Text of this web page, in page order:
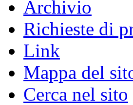
Archivio
Richieste di
Link
Mappa del
Cerca nel sito